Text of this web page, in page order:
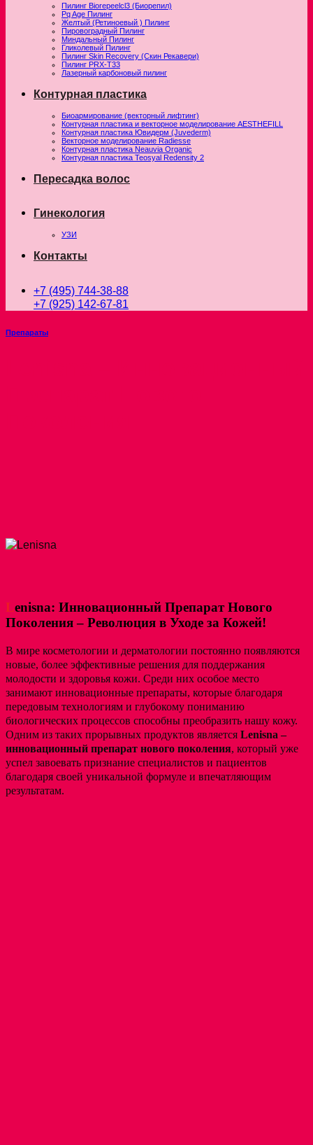
Пилинг Biorepeelcl3 (Биорепил)
Pq Age Пилинг
Желтый (Ретиноевый ) Пилинг
Пировоградный Пилинг
Миндальный Пилинг
Гликолевый Пилинг
Пилинг Skin Recovery (Скин Рекавери)
Пилинг PRX-T33
Лазерный карбоновый пилинг
Контурная пластика
Биоармирование (векторный лифтинг)
Контурная пластика и векторное моделирование AESTHEFILL
Контурная пластика Ювидерм (Juvederm)
Векторное моделирование Radiesse
Контурная пластика Neauvia Organic
Контурная пластика Teosyal Redensity 2
Пересадка волос
Гинекология
УЗИ
Контакты
+7 (495) 744-38-88
+7 (925) 142-67-81
Препараты
Lenisna: Инновационный Препарат Нового
Поколения – Революция в Уходе за Кожей!
В мире косметологии и дерматологии постоянно появляются
новые, более эффективные решения для поддержания
молодости и здоровья кожи. Среди них особое место
занимают инновационные препараты, которые благодаря
передовым технологиям и глубокому пониманию
биологических процессов способны преобразить нашу кожу.
Одним из таких прорывных продуктов является Lenisna –
инновационный препарат нового поколения, который уже
успел завоевать признание специалистов и пациентов
благодаря своей уникальной формуле и впечатляющим
результатам.